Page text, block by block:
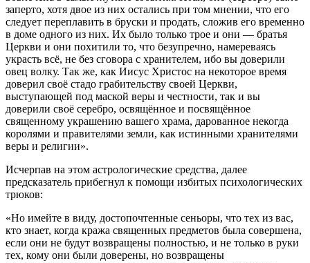
заперто, хотя двое из них остались при том мнении, что его
следует переплавить в бруски и продать, сложив его временно
в доме одного из них. Их было только трое и они — братья
Церкви и они похитили то, что безупречно, намереваясь
украсть всё, не без сговора с хранителем, ибо вы доверили
овец волку. Так же, как Иисус Христос на некоторое время
доверил своё стадо грабительству своей Церкви,
выступающей под маской веры и честности, так и вы
доверили своё серебро, освящённое и посвящённое
священному украшению вашего храма, дарованное некогда
королями и правителями земли, как истинными хранителями
веры и религии».
Исчерпав на этом астрологические средства, далее
предсказатель прибегнул к помощи избитых психологических
трюков:
«Но имейте в виду, достопочтенные сеньоры, что тех из вас,
кто знает, когда кража священных предметов была совершена,
если они не будут возвращены полностью, и не только в руки
тех, кому они были доверены, но возвращены